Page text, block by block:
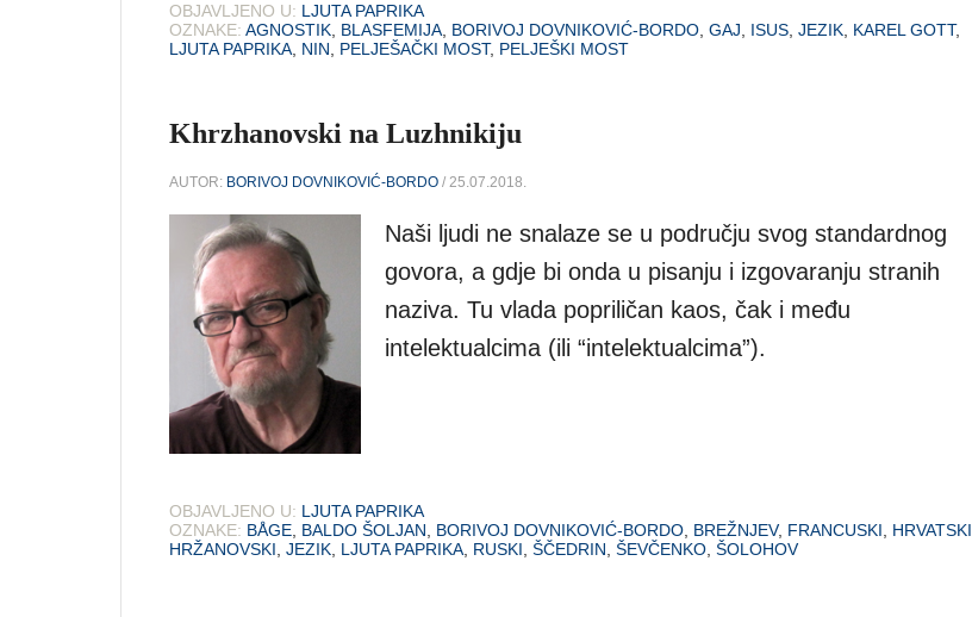
OBJAVLJENO U: LJUTA PAPRIKA
OZNAKE: AGNOSTIK, BLASFEMIJA, BORIVOJ DOVNIKOVIĆ-BORDO, GAJ, ISUS, JEZIK, KAREL GOTT,
LJUTA PAPRIKA, NIN, PELJEŠAČKI MOST, PELJEŠKI MOST
Khrzhanovski na Luzhnikiju
AUTOR: BORIVOJ DOVNIKOVIĆ-BORDO / 25.07.2018.
Naši ljudi ne snalaze se u području svog standardnog
govora, a gdje bi onda u pisanju i izgovaranju stranih
naziva. Tu vlada popriličan kaos, čak i među
intelektualcima (ili “intelektualcima”).
OBJAVLJENO U: LJUTA PAPRIKA
OZNAKE: BÅGE, BALDO ŠOLJAN, BORIVOJ DOVNIKOVIĆ-BORDO, BREŽNJEV, FRANCUSKI, HRVATSKI
HRŽANOVSKI, JEZIK, LJUTA PAPRIKA, RUSKI, ŠČEDRIN, ŠEVČENKO, ŠOLOHOV